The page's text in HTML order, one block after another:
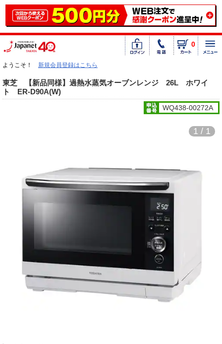
0
ようこそ！ 新規会員登録はこちら
東芝 【新品同様】過熱水蒸気オーブンレンジ 26L ホワイ
ト ER-D90A(W)
WQ438-00272A
1 / 1